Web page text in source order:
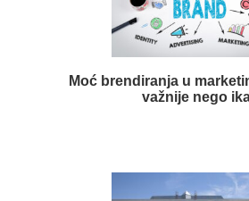
Moć brendiranja u
važnije nego